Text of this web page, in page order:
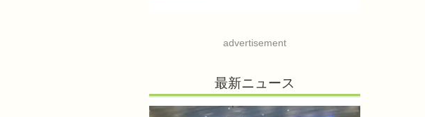
advertisement
最新ニュース